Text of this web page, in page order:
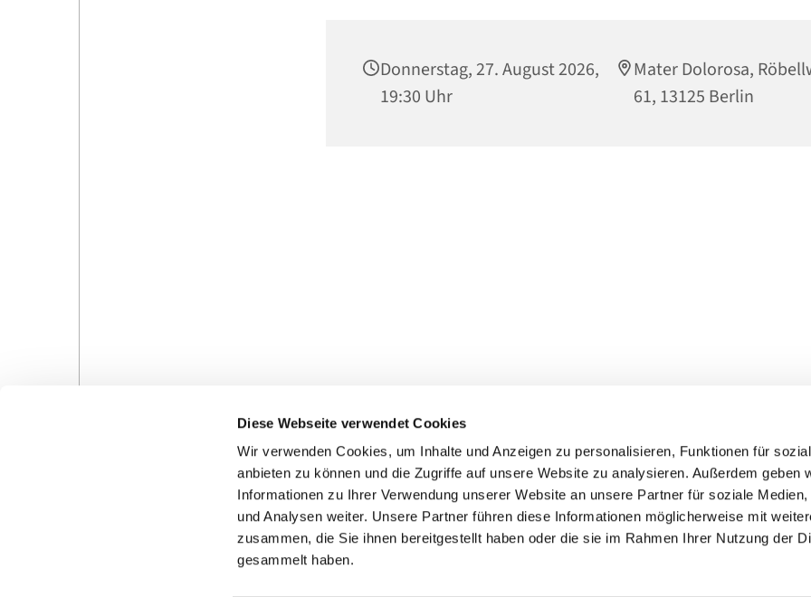
Diese Webseite verwendet Cookies
Wir verwenden Cookies, um Inhalte und Anzeigen zu personalisieren, Funktionen für
anbieten zu können und die Zugriffe auf unsere Website zu analysieren. Außerdem geben
Informationen zu Ihrer Verwendung unserer Website an unsere Partner für soziale Medien,
und Analysen weiter. Unsere Partner führen diese Informationen möglicherweise mit
zusammen, die Sie ihnen bereitgestellt haben oder die sie im Rahmen Ihrer Nutzung der
gesammelt haben.
Donnerstag, 27. August 2026,
19:30 Uhr
Mater Dolorosa,
61, 13125 Berlin
Veranstaltungen in der
Pfarrei
Kontakte
Ansprechpersonen zum Schutz vor
sexualisierter Gewalt